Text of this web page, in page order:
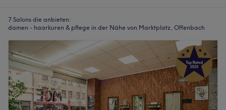
7 Salons die anbieten:
damen - haarkuren & pflege in der Nähe von Marktplatz, Offenbach